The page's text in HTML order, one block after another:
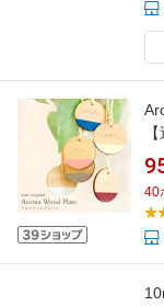
レ
40